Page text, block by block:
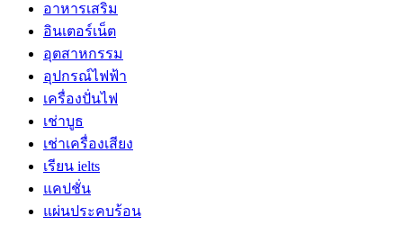
อาหารเสริม
อินเตอร์เน็ต
อุตสาหกรรม
อุปกรณ์ไฟฟ้า
เครื่องปั่นไฟ
เช่าบูธ
เช่าเครื่องเสียง
เรียน ielts
แคปชั่น
แผ่นประคบร้อน